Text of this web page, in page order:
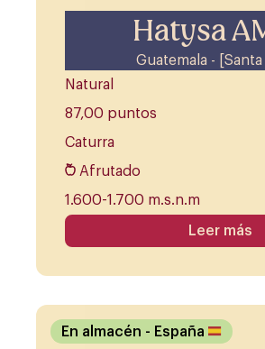
Hatysa
Guatemala - [Santa
Natural
87,00 puntos
Caturra
Afrutado
1.600-1.700 m.s.n.m
Leer más
En almacén - España